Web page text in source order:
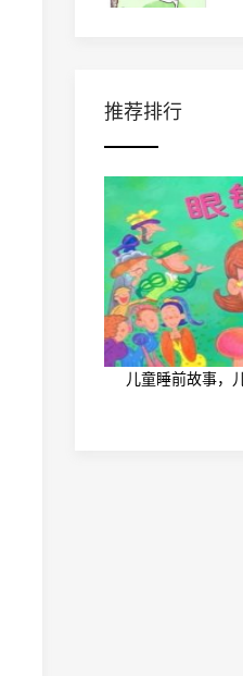
推荐排行
儿童睡前故事，